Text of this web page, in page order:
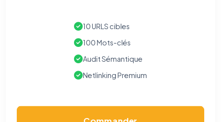
10 URLS cibles
100 Mots-clés
Audit Sémantique
Netlinking Premium